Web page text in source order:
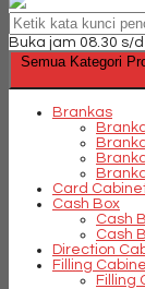
Buka jam 08.30 s/
Semua Kategori
Brankas
Card
Cash Box
Cash
Cash
Direction
Filling
Filling